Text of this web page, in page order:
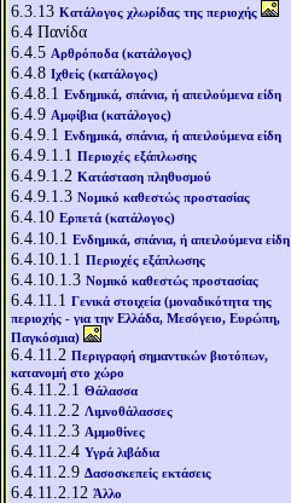
6.3.13 Κατάλογος χλωρίδας της περιοχής
6.4 Πανίδα
6.4.5 Αρθρόποδα (κατάλογος)
6.4.8 Ιχθείς (κατάλογος)
6.4.8.1 Ενδημικά, σπάνια, ή απειλούμενα είδη
6.4.9 Αμφίβια (κατάλογος)
6.4.9.1 Ενδημικά, σπάνια, ή απειλούμενα είδη
6.4.9.1.1 Περιοχές εξάπλωσης
6.4.9.1.2 Κατάσταση πληθυσμού
6.4.9.1.3 Νομικό καθεστώς προστασίας
6.4.10 Ερπετά (κατάλογος)
6.4.10.1 Ενδημικά, σπάνια, ή απειλούμενα είδη
6.4.10.1.1 Περιοχές εξάπλωσης
6.4.10.1.3 Νομικό καθεστώς προστασίας
6.4.11.1 Γενικά στοιχεία (μοναδικότητα της
περιοχής - για την Ελλάδα, Μεσόγειο, Ευρώπη,
Παγκόσμια)
6.4.11.2 Περιγραφή σημαντικών βιοτόπων,
κατανομή στο χώρο
6.4.11.2.1 Θάλασσα
6.4.11.2.2 Λιμνοθάλασσες
6.4.11.2.3 Αμμοθίνες
6.4.11.2.4 Υγρά λιβάδια
6.4.11.2.9 Δασοσκεπείς εκτάσεις
6.4.11.2.12 Άλλο